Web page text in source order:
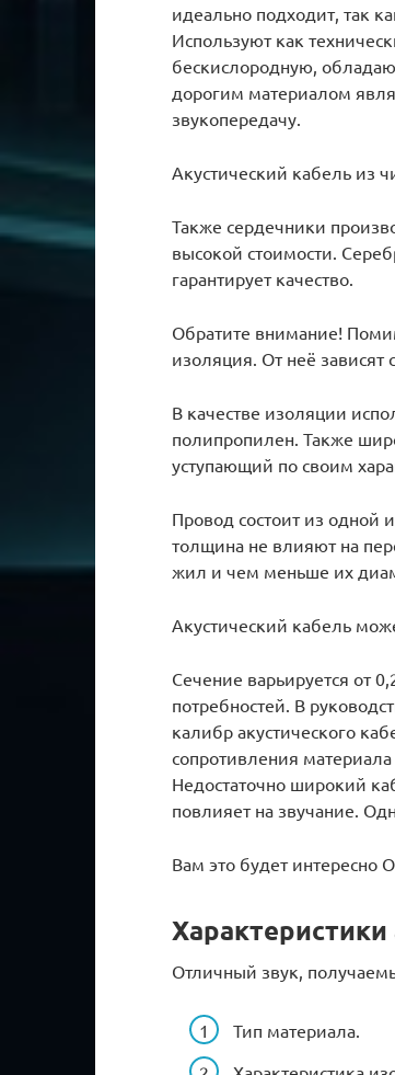
идеально подходит, так
Используют как
бескислородную,
дорогим материалом
звукопередачу.
Акустический кабель из
Также сердечники
высокой стоимости.
гарантирует качество.
Обратите внимание!
изоляция. От неё зависят
В качестве изоляции
полипропилен. Также
уступающий по своим
Провод состоит из одной
толщина не влияют на
жил и чем меньше их
Акустический кабель
Сечение варьируется от
потребностей. В
калибр акустического
сопротивления
Недостаточно широкий
повлияет на звучание.
Вам это будет интересно
Отличный звук,
Тип материала.